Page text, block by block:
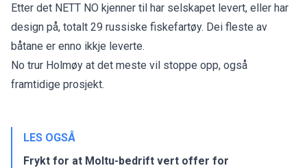
Etter det NETT NO kjenner til har selskapet levert, eller har
design på, totalt 29 russiske fiskefartøy. Dei fleste av
båtane er enno ikkje leverte.
No trur Holmøy at det meste vil stoppe opp, også
framtidige prosjekt.
LES OGSÅ
Frykt for at Moltu-bedrift vert offer for